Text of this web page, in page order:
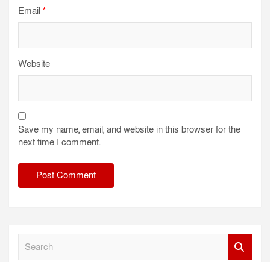
Email *
Website
Save my name, email, and website in this browser for the
next time I comment.